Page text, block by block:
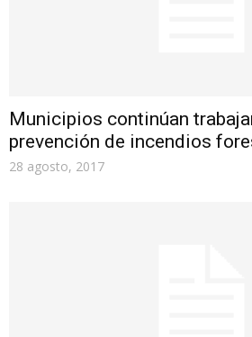
Municipios continúan
prevención de incendios
28 agosto, 2017